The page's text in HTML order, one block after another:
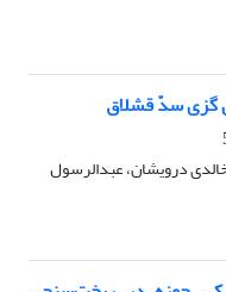
گزی سدّ قشلاق
درویشان، عبدالرسول